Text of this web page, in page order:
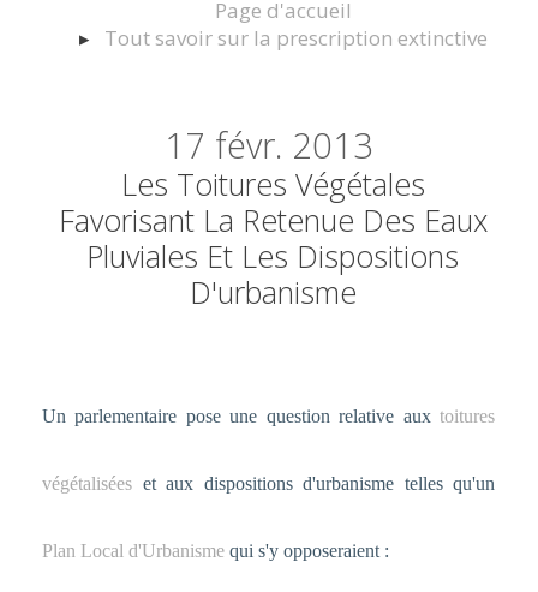
Page d'accueil
Tout savoir sur la prescription extinctive
17 févr. 2013
Les Toitures Végétales
Favorisant La Retenue Des Eaux
Pluviales Et Les Dispositions
D'urbanisme
Un parlementaire pose une question relative auxtoitures
végétaliséeset aux dispositions d'urbanisme telles qu'un
Plan Local d'Urbanismequi s'y opposeraient :